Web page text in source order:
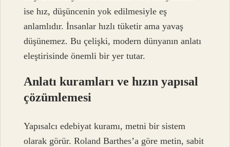
ise hız, düşüncenin yok edilmesiyle eş
anlamlıdır. İnsanlar hızlı tüketir ama yavaş
düşünemez. Bu çelişki, modern dünyanın anlatı
eleştirisinde önemli bir yer tutar.
Anlatı kuramları ve hızın yapısal
çözümlemesi
Yapısalcı edebiyat kuramı, metni bir sistem
olarak görür. Roland Barthes’a göre metin, sabit